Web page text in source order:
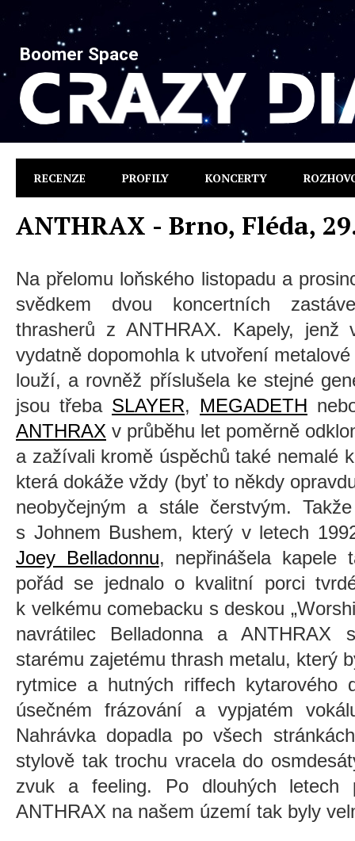
Boomer Space
RECENZE PROFILY KONCERTY
ANTHRAX - Brno, Fléda,
Na přelomu loňského listopadu a
svědkem dvou koncertních
thrasherů z ANTHRAX. Kapely, jenž
vydatně dopomohla k utvoření
louží, a rovněž příslušela ke stejné
jsou třeba SLAYER, MEGADETH
ANTHRAX v průběhu let poměrně
a zažívali kromě úspěchů také nemalé
která dokáže vždy (byť to někdy
neobyčejným a stále čerstvým.
s Johnem Bushem, který v letech
Joey Belladonnu, nepřinášela kapele
pořád se jednalo o kvalitní porci
k velkému comebacku s deskou
navrátilec Belladonna a
starému zajetému thrash metalu, který
rytmice a hutných riffech kytarového
úsečném frázování a vypjatém
Nahrávka dopadla po všech
stylově tak trochu vracela do
zvuk a feeling. Po dlouhých letech
ANTHRAX na našem území tak byly